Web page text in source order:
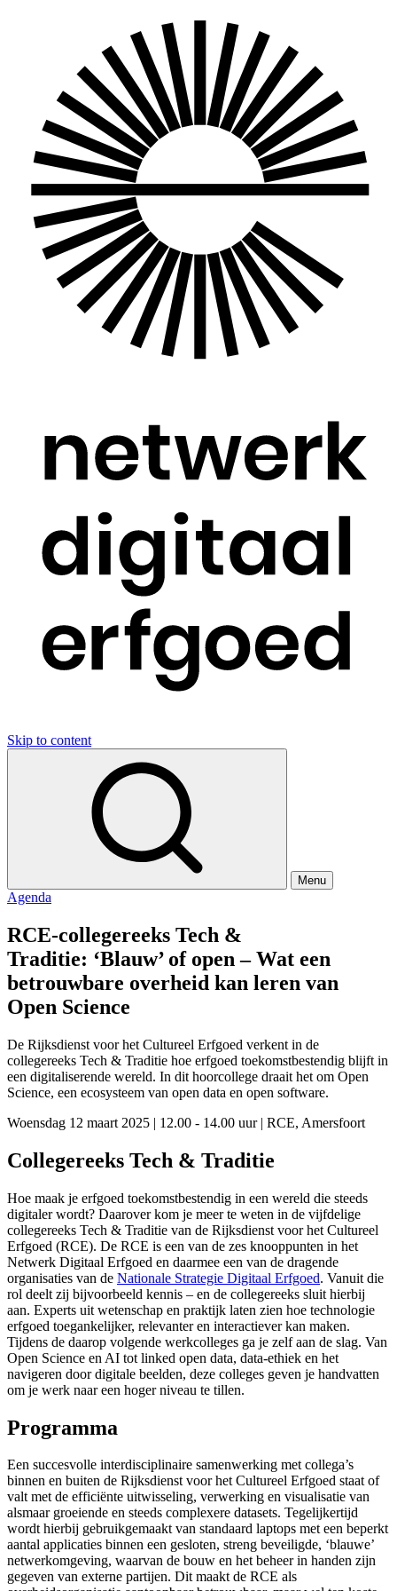
Skip to content
Menu
Agenda
RCE-collegereeks Tech &
Traditie: ‘Blauw’ of open – Wat een
betrouwbare overheid kan leren van
Open Science
De Rijksdienst voor het Cultureel Erfgoed verkent in de
collegereeks Tech & Traditie hoe erfgoed toekomstbestendig blijft in
een digitaliserende wereld. In dit hoorcollege draait het om Open
Science, een ecosysteem van open data en open software.
Woensdag 12 maart 2025 | 12.00 - 14.00 uur | RCE, Amersfoort
Collegereeks Tech & Traditie
Hoe maak je erfgoed toekomstbestendig in een wereld die steeds
digitaler wordt? Daarover kom je meer te weten in de vijfdelige
collegereeks Tech & Traditie van de Rijksdienst voor het Cultureel
Erfgoed (RCE). De RCE is een van de zes knooppunten in het
Netwerk Digitaal Erfgoed en daarmee een van de dragende
organisaties van de Nationale Strategie Digitaal Erfgoed. Vanuit die
rol deelt zij bijvoorbeeld kennis – en de collegereeks sluit hierbij
aan. Experts uit wetenschap en praktijk laten zien hoe technologie
erfgoed toegankelijker, relevanter en interactiever kan maken.
Tijdens de daarop volgende werkcolleges ga je zelf aan de slag. Van
Open Science en AI tot linked open data, data-ethiek en het
navigeren door digitale beelden, deze colleges geven je handvatten
om je werk naar een hoger niveau te tillen.
Programma
Een succesvolle interdisciplinaire samenwerking met collega’s
binnen en buiten de Rijksdienst voor het Cultureel Erfgoed staat of
valt met de efficiënte uitwisseling, verwerking en visualisatie van
alsmaar groeiende en steeds complexere datasets. Tegelijkertijd
wordt hierbij gebruikgemaakt van standaard laptops met een beperkt
aantal applicaties binnen een gesloten, streng beveiligde, ‘blauwe’
netwerkomgeving, waarvan de bouw en het beheer in handen zijn
gegeven van externe partijen. Dit maakt de RCE als